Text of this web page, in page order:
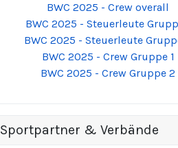
BWC 2025 - Crew overall
BWC 2025 - Steuerleute
BWC 2025 - Steuerleute
BWC 2025 - Crew Gruppe 1
BWC 2025 - Crew Gruppe 2
Sportpartner & Verbände